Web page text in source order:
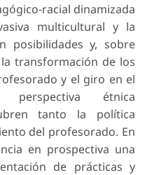
racial dinamizada
multicultural y la
posibilidades y, sobre
transformación de los
y el giro en el
étnica
tanto la política
del profesorado. En
en prospectiva una
de prácticas y